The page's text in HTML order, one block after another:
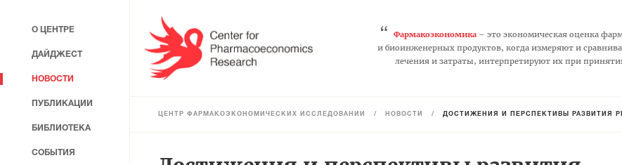
“ Фармакоэкономика– это экономическая оценка
и биоинженерных продуктов, когда измеряют и
лечения и затраты, интерпретируют их при
ЦЕНТР ФАРМАКОЭКОНОМИЧЕСКИХ ИССЛЕДОВАНИЙ / НОВОСТИ / ДОСТИЖЕНИЯ И ПЕРСПЕКТИВЫ РАЗВИТИЯ
О ЦЕНТРЕ
ДАЙДЖЕСТ
НОВОСТИ
ПУБЛИКАЦИИ
БИБЛИОТЕКА
СОБЫТИЯ